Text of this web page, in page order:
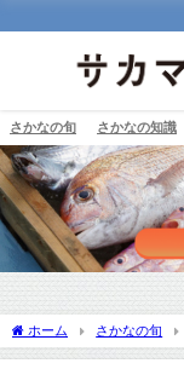
さかなの旬 さかなの知識
ホーム さかなの旬